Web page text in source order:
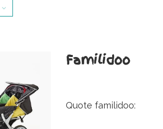
en
Familidoo
Quote familidoo: